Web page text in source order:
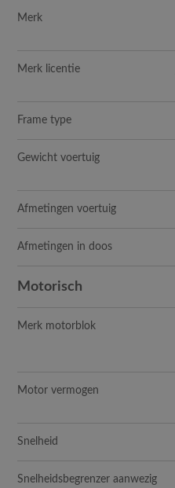
Merk
Merk licentie
Frame type
Gewicht voertuig
Afmetingen voertuig
Afmetingen in doos
Motorisch
Merk motorblok
Motor vermogen
Snelheid
Snelheidsbegrenzer aanwezig